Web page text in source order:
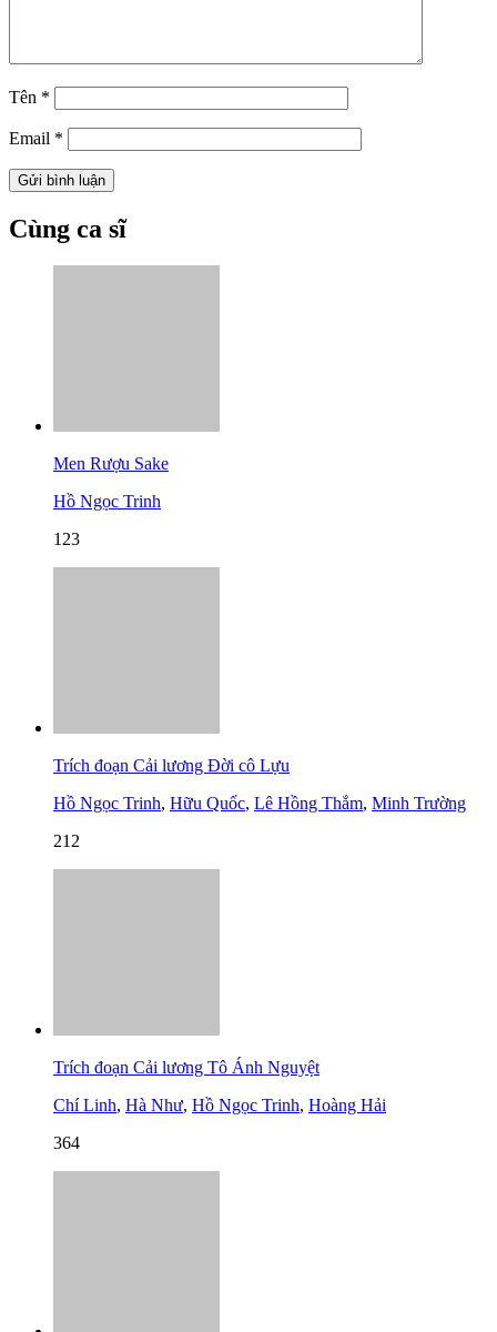
Tên *
Email *
Cùng ca sĩ
Men Rượu Sake
Hồ Ngọc Trinh
123
Trích đoạn Cải lương Đời cô Lựu
Hồ Ngọc Trinh, Hữu Quốc, Lê Hồng Thắm, Minh Trường
212
Trích đoạn Cải lương Tô Ánh Nguyệt
Chí Linh, Hà Như, Hồ Ngọc Trinh, Hoàng Hải
364